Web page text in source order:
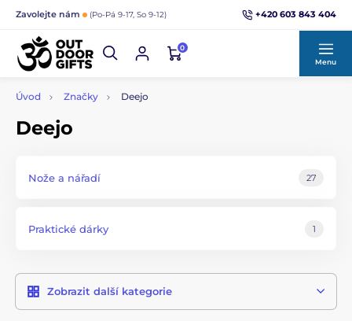
Zavolejte nám (Po-Pá 9-17, So 9-12) +420 603 843 404
0
Menu
Úvod Značky Deejo
Deejo
Nože a nářadí 27
Praktické dárky 1
Zobrazit další kategorie